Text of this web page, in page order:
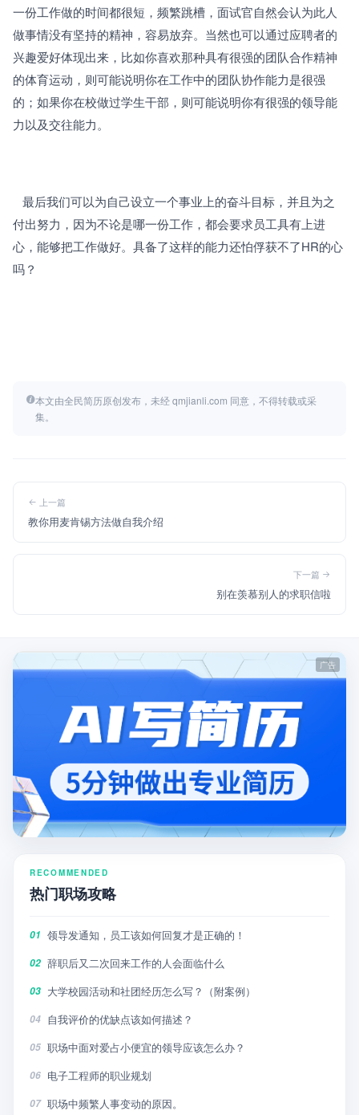
一份工作做的时间都很短，频繁跳槽，面试官自然会认为此人
做事情没有坚持的精神，容易放弃。当然也可以通过应聘者的
兴趣爱好体现出来，比如你喜欢那种具有很强的团队合作精神
的体育运动，则可能说明你在工作中的团队协作能力是很强
的；如果你在校做过学生干部，则可能说明你有很强的领导能
力以及交往能力。
付出努力，因为不论是哪一份工作，都会要求员工具有上进
心，能够把工作做好。具备了这样的能力还怕俘获不了HR的心
吗？
本文由全民简历原创发布，未经 qmjianli.com 同意，不得转载或采
集。
上一篇
教你用麦肯锡方法做自我介绍
下一篇
别在羡慕别人的求职信啦
RECOMMENDED
热门职场攻略
01 领导发通知，员工该如何回复才是正确的！
02 辞职后又二次回来工作的人会面临什么
03 大学校园活动和社团经历怎么写？（附案例）
04 自我评价的优缺点该如何描述？
05 职场中面对爱占小便宜的领导应该怎么办？
06 电子工程师的职业规划
07 职场中频繁人事变动的原因。